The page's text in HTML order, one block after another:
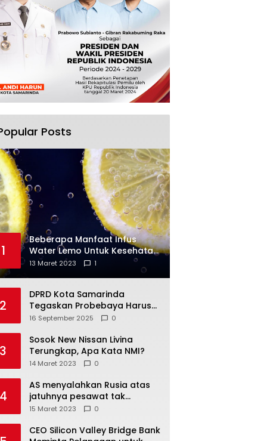
Posts
1
Beberapa Manfaat Infus
Water Lemo Untuk Kesehatan
Anda
13 Maret 2023 1
2
DPRD Kota Samarinda
Tegaskan Probebaya Harus
Tepat Sasaran, Bukan Hanya
16 September 2025 0
3
Sosok New Nissan Livina
Terungkap, Apa Kata NMI?
14 Maret 2023 0
4
AS menyalahkan Rusia atas
jatuhnya pesawat tak
berawak di Laut Hitam,
15 Maret 2023 0
CEO Silicon Valley Bridge Bank